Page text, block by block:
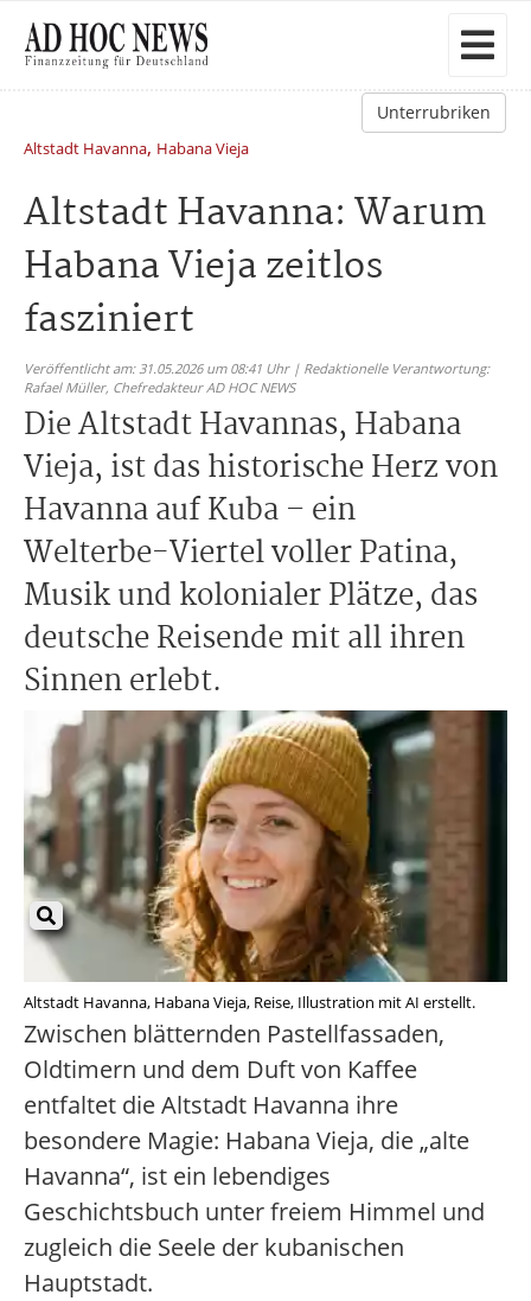
Unterrubriken
Altstadt Havanna, Habana Vieja
Altstadt Havanna: Warum
Habana Vieja zeitlos
fasziniert
Veröffentlicht am: 31.05.2026 um 08:41 Uhr | Redaktionelle Verantwortung:
Rafael Müller, Chefredakteur AD HOC NEWS
Die Altstadt Havannas, Habana
Vieja, ist das historische Herz von
Havanna auf Kuba – ein
Welterbe-Viertel voller Patina,
Musik und kolonialer Plätze, das
deutsche Reisende mit all ihren
Sinnen erlebt.
Altstadt Havanna, Habana Vieja, Reise, Illustration mit AI erstellt.
Zwischen blätternden Pastellfassaden,
Oldtimern und dem Duft von Kaffee
entfaltet die Altstadt Havanna ihre
besondere Magie: Habana Vieja, die „alte
Havanna“, ist ein lebendiges
Geschichtsbuch unter freiem Himmel und
zugleich die Seele der kubanischen
Hauptstadt.